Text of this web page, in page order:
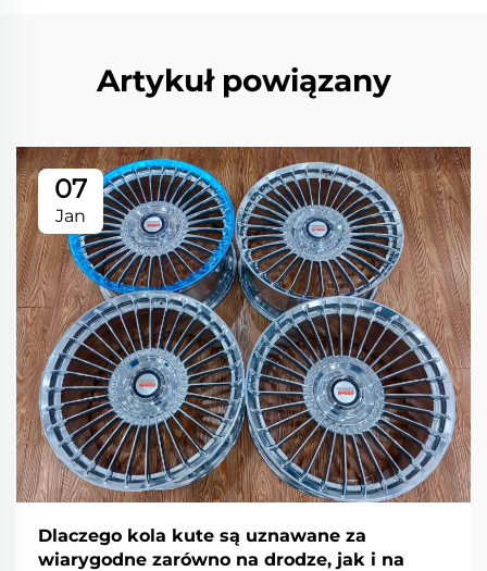
Artykuł powiązany
07
Jan
Dlaczego kola kute są uznawane za
wiarygodne zarówno na drodze, jak i na